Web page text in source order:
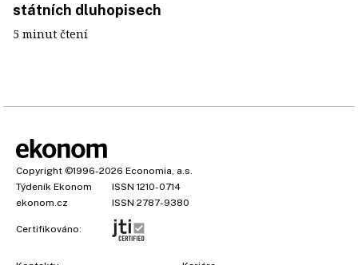
státních dluhopisech
5 minut čtení
Copyright ©1996-2026 Economia, a.s.
Týdeník Ekonom
ISSN 1210-0714
ekonom.cz
ISSN 2787-9380
Certifikováno: